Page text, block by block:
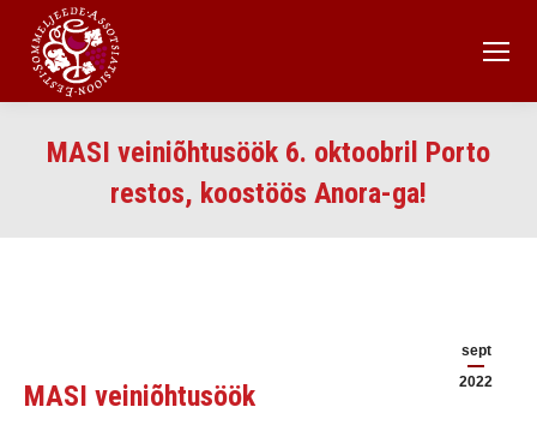
MASI veiniõhtusöök 6. oktoobril Porto
restos, koostöös Anora-ga!
sept
2022
MASI veiniõhtusöök